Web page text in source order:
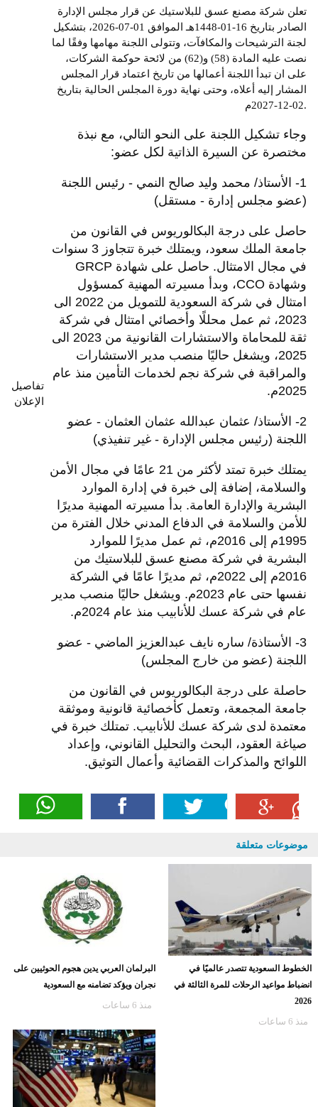
تفاصيل
الإعلان
تعلن شركة مصنع عسق للبلاستيك عن قرار مجلس الإدارة
الصادر بتاريخ 16-01-1448هـ الموافق 01-07-2026، بتشكيل
لجنة الترشيحات والمكافآت، وتتولى اللجنة مهامها وفقًا لما
نصت عليه المادة (58) و(62) من لائحة حوكمة الشركات،
على ان تبدأ اللجنة أعمالها من تاريخ اعتماد قرار المجلس
المشار إليه أعلاه، وحتى نهاية دورة المجلس الحالية بتاريخ
02-12-2027م.
وجاء تشكيل اللجنة على النحو التالي، مع نبذة
مختصرة عن السيرة الذاتية لكل عضو:
1- الأستاذ/ محمد وليد صالح النمي - رئيس اللجنة
(عضو مجلس إدارة - مستقل)
حاصل على درجة البكالوريوس في القانون من
جامعة الملك سعود، ويمتلك خبرة تتجاوز 3 سنوات
في مجال الامتثال. حاصل على شهادة GRCP
وشهادة CCO، وبدأ مسيرته المهنية كمسؤول
امتثال في شركة السعودية للتمويل من 2022 الى
2023، ثم عمل محللًا وأخصائي امتثال في شركة
ثقة للمحاماة والاستشارات القانونية من 2023 الى
2025، ويشغل حاليًا منصب مدير الاستشارات
والمراقبة في شركة نجم لخدمات التأمين منذ عام
2025م.
2- الأستاذ/ عثمان عبدالله عثمان العثمان - عضو
اللجنة (رئيس مجلس الإدارة - غير تنفيذي)
يمتلك خبرة تمتد لأكثر من 21 عامًا في مجال الأمن
والسلامة، إضافة إلى خبرة في إدارة الموارد
البشرية والإدارة العامة. بدأ مسيرته المهنية مديرًا
للأمن والسلامة في الدفاع المدني خلال الفترة من
1995م إلى 2016م، ثم عمل مديرًا للموارد
البشرية في شركة مصنع عسق للبلاستيك من
2016م إلى 2022م، ثم مديرًا عامًا في الشركة
نفسها حتى عام 2023م. ويشغل حاليًا منصب مدير
عام في شركة عسك للأنابيب منذ عام 2024م.
3- الأستاذة/ ساره نايف عبدالعزيز الماضي - عضو
اللجنة (عضو من خارج المجلس)
حاصلة على درجة البكالوريوس في القانون من
جامعة المجمعة، وتعمل كأخصائية قانونية وموثقة
معتمدة لدى شركة عسك للأنابيب. تمتلك خبرة في
صياغة العقود، البحث والتحليل القانوني، وإعداد
اللوائح والمذكرات القضائية وأعمال التوثيق.
موضوعات متعلقة
الخطوط السعودية تتصدر عالميًا في
انضباط مواعيد الرحلات للمرة الثالثة في
2026
منذ 6 ساعات
البرلمان العربي يدين هجوم الحوثيين على
نجران ويؤكد تضامنه مع السعودية
منذ 6 ساعات